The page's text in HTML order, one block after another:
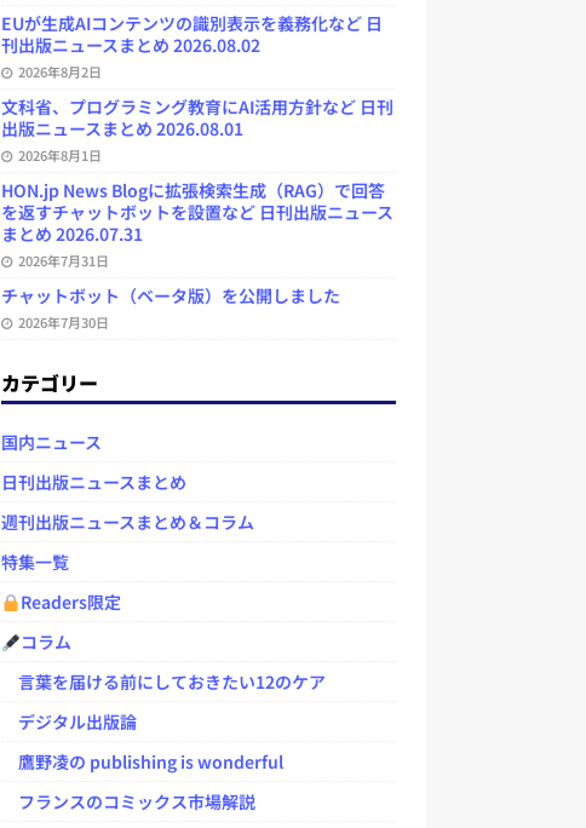
EUが生成AIコンテンツの識別表示を義務化など 日
刊出版ニュースまとめ 2026.08.02
2026年8月2日
文科省、プログラミング教育にAI活用方針など 日刊
出版ニュースまとめ 2026.08.01
2026年8月1日
HON.jp News Blogに拡張検索生成（RAG）で回答
を返すチャットボットを設置など 日刊出版ニュース
まとめ 2026.07.31
2026年7月31日
チャットボット（ベータ版）を公開しました
2026年7月30日
カテゴリー
国内ニュース
日刊出版ニュースまとめ
週刊出版ニュースまとめ＆コラム
特集一覧
Readers限定
コラム
言葉を届ける前にしておきたい12のケア
デジタル出版論
鷹野凌の publishing is wonderful
フランスのコミックス市場解説